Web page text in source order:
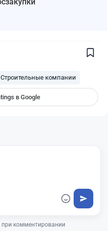
Строительные компании
в Google
вам
комментировании